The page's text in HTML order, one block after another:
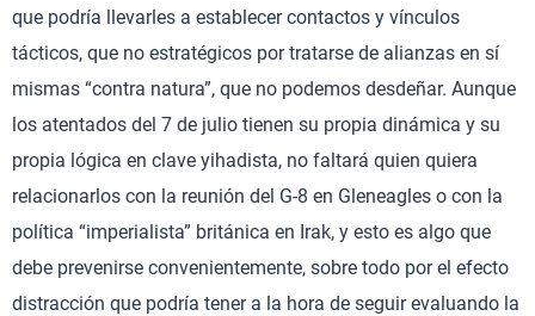
que podría llevarles a establecer contactos y vínculos
tácticos, que no estratégicos por tratarse de alianzas en sí
mismas “contra natura”, que no podemos desdeñar. Aunque
los atentados del 7 de julio tienen su propia dinámica y su
propia lógica en clave yihadista, no faltará quien quiera
relacionarlos con la reunión del G-8 en Gleneagles o con la
política “imperialista” británica en Irak, y esto es algo que
debe prevenirse convenientemente, sobre todo por el efecto
distracción que podría tener a la hora de seguir evaluando la